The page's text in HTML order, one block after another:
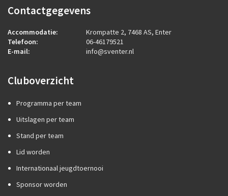
Contactgegevens
Accommodatie:
Krompatte 2, 7468 AS, Enter
Telefoon:
06-46179521
E-mail:
info@sventer.nl
Cluboverzicht
Programma per team
Uitslagen per team
Stand per team
Lid worden
Internationaal jeugdtoernooi
Sponsor worden